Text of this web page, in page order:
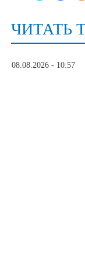
ЧИТАТЬ
08.08.2026 - 10:57